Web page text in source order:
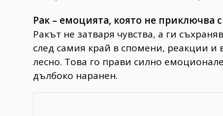
Рак – емоцията, която не приключва с
Ракът не затваря чувства, а ги
след самия край в спомени, реакции и
лесно. Това го прави силно
дълбоко наранен.